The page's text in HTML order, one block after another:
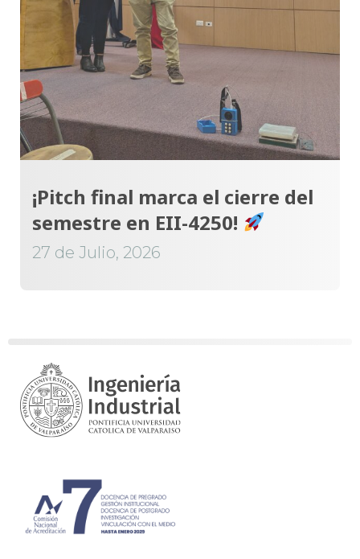
¡Pitch final marca el cierre del
semestre en EII-4250!
27 de Julio, 2026